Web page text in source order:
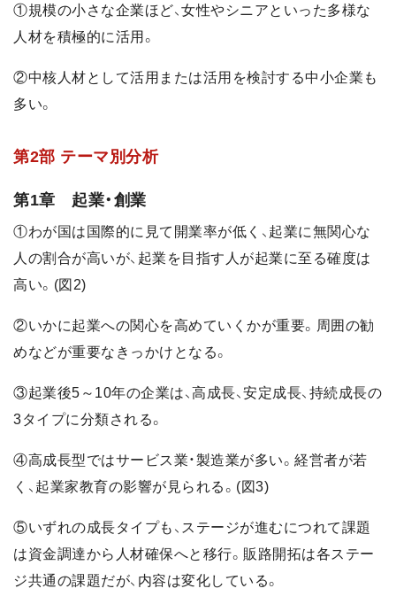
①規模の小さな企業ほど、女性やシニアといった多様な
人材を積極的に活用。
②中核人材として活用または活用を検討する中小企業も
多い。
第2部 テーマ別分析
第1章 起業・創業
①わが国は国際的に見て開業率が低く、起業に無関心な
人の割合が高いが、起業を目指す人が起業に至る確度は
高い。(図2)
②いかに起業への関心を高めていくかが重要。周囲の勧
めなどが重要なきっかけとなる。
③起業後5～10年の企業は、高成長、安定成長、持続成長の
3タイプに分類される。
④高成長型ではサービス業・製造業が多い。経営者が若
く、起業家教育の影響が見られる。(図3)
⑤いずれの成長タイプも、ステージが進むにつれて課題
は資金調達から人材確保へと移行。販路開拓は各ステー
ジ共通の課題だが、内容は変化している。